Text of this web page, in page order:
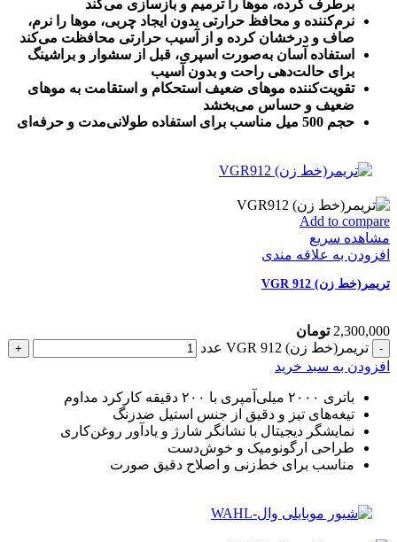
برطرف کرده، موها را ترمیم و بازسازی می‌کند
نرم‌کننده و محافظ حرارتی بدون ایجاد چربی، موها را نرم،
صاف و درخشان کرده و از آسیب حرارتی محافظت می‌کند
استفاده آسان به‌صورت اسپری، قبل از سشوار و براشینگ
برای حالت‌دهی راحت و بدون آسیب
تقویت‌کننده موهای ضعیف استحکام و استقامت به موهای
ضعیف و حساس می‌بخشد
حجم 500 میل مناسب برای استفاده طولانی‌مدت و حرفه‌ای
Add to compare
مشاهده سریع
افزودن به علاقه مندی
تریمر(خط زن) VGR 912
2,300,000 تومان
تریمر(خط زن) VGR 912 عدد
افزودن به سبد خرید
باتری ۲۰۰۰ میلی‌آمپری با ۲۰۰ دقیقه کارکرد مداوم
تیغه‌های تیز و دقیق از جنس استیل ضدزنگ
نمایشگر دیجیتال با نشانگر شارژ و یادآور روغن‌کاری
طراحی ارگونومیک و خوش‌دست
مناسب برای خط‌زنی و اصلاح دقیق صورت